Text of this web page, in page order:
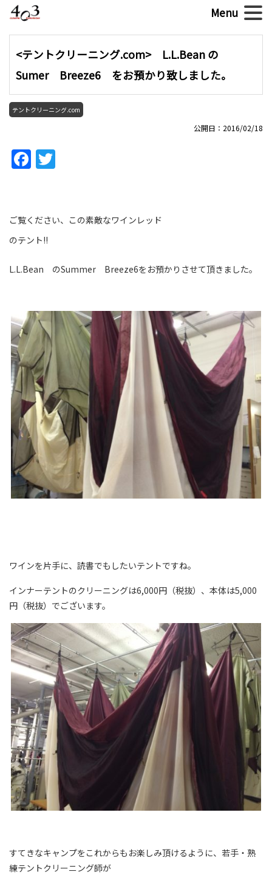
<テントクリーニング.com> L.L.Bean の
Sumer Breeze6 をお預かり致しました。
テントクリーニング.com
公開日：2016/02/18
Facebook
ご覧ください、この素敵なワインレッド
のテント!!
L.L.Bean のSummer Breeze6をお預かりさせて頂きました。
ワインを片手に、読書でもしたいテントですね。
インナーテントのクリーニングは6,000円（税抜）、本体は5,000
円（税抜）でございます。
すてきなキャンプをこれからもお楽しみ頂けるように、若手・熟
練テントクリーニング師が